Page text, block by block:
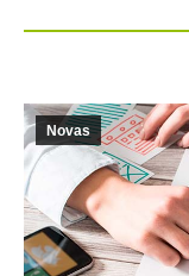
Novas